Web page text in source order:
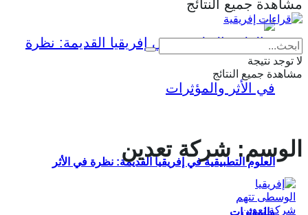
العلوم التطبيقية في إفريقيا القديمة: نظرة في الأثر
والمؤثرات
مشاهدة جميع النتائج
لا توجد نتيجة
مشاهدة جميع النتائج
الوسم: شركة تعدين